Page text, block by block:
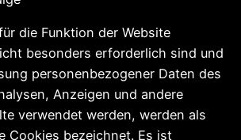
die Funktion der Website
besonders erforderlich sind und
personenbezogener Daten des
Anzeigen und andere
verwendet werden, werden als
Cookies bezeichnet. Es ist